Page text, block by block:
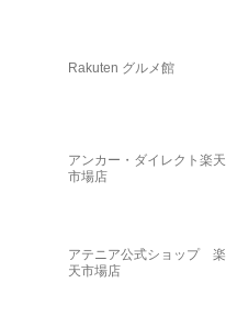
Rakuten グルメ館
アンカー・ダイレクト楽天
市場店
アテニア公式ショップ 楽
天市場店